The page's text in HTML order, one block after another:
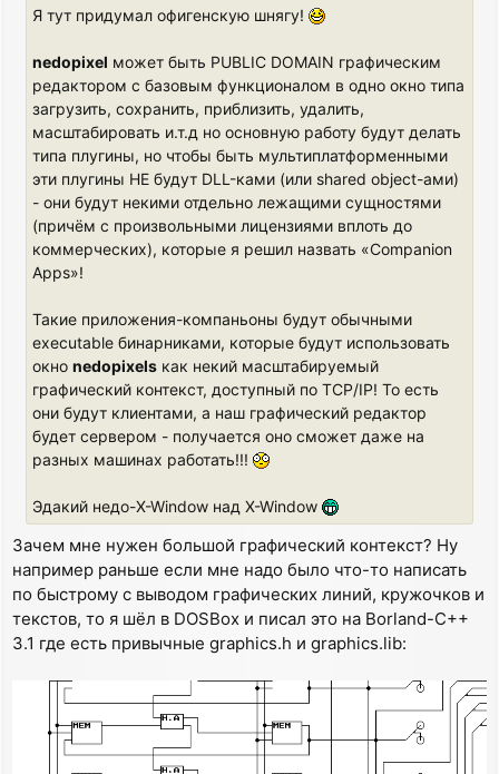
Я тут придумал офигенскую шнягу!
nedopixel может быть PUBLIC DOMAIN графическим
редактором с базовым функционалом в одно окно типа
загрузить, сохранить, приблизить, удалить,
масштабировать и.т.д но основную работу будут делать
типа плугины, но чтобы быть мультиплатформенными
эти плугины НЕ будут DLL-ками (или shared object-ами)
- они будут некими отдельно лежащими сущностями
(причём с произвольными лицензиями вплоть до
коммерческих), которые я решил назвать «Companion
Apps»!
Такие приложения-компаньоны будут обычными
executable бинарниками, которые будут использовать
окно nedopixels как некий масштабируемый
графический контекст, доступный по TCP/IP! То есть
они будут клиентами, а наш графический редактор
будет сервером - получается оно сможет даже на
разных машинах работать!!!
Эдакий недо-X-Window над X-Window
Зачем мне нужен большой графический контекст? Ну
например раньше если мне надо было что-то написать
по быстрому с выводом графических линий, кружочков и
текстов, то я шёл в DOSBox и писал это на Borland-C++
3.1 где есть привычные graphics.h и graphics.lib: